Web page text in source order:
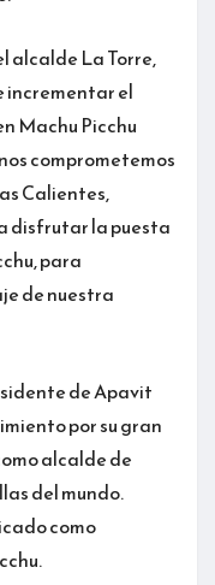
alcalde La Torre,
incrementar el
Machu Picchu
comprometemos
Calientes,
disfrutar la puesta
para
de nuestra
de Apavit
por su gran
alcalde de
del mundo.
como